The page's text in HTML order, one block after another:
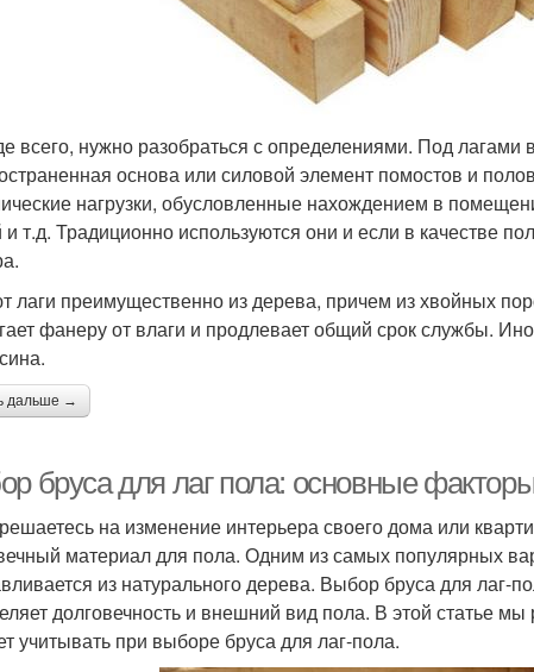
всего, нужно разобраться с определениями. Под лагами
основа или силовой элемент помостов и
нагрузки, обусловленные нахождением в
т.д. Традиционно используются они и если в качестве
лаги преимущественно из дерева, причем из хвойных
фанеру от влаги и продлевает общий срок службы.
дальше →
бруса для лаг пола: основные
на изменение интерьера своего дома или
материал для пола. Одним из самых популярных
из натурального дерева. Выбор бруса для лаг-
долговечность и внешний вид пола. В этой статье
учитывать при выборе бруса для лаг-пола.